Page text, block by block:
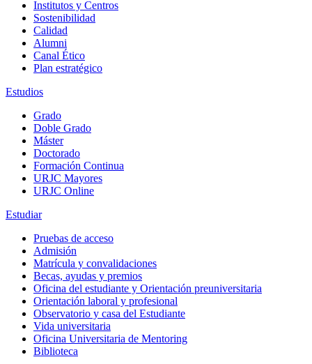
Institutos y Centros
Sostenibilidad
Calidad
Alumni
Canal Ético
Plan estratégico
Estudios
Grado
Doble Grado
Máster
Doctorado
Formación Continua
URJC Mayores
URJC Online
Estudiar
Pruebas de acceso
Admisión
Matrícula y convalidaciones
Becas, ayudas y premios
Oficina del estudiante y Orientación preuniversitaria
Orientación laboral y profesional
Observatorio y casa del Estudiante
Vida universitaria
Oficina Universitaria de Mentoring
Biblioteca